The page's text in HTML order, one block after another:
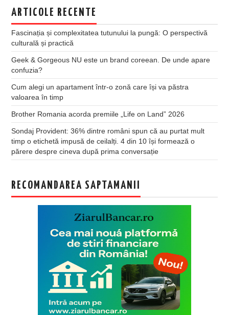
ARTICOLE RECENTE
Fascinația și complexitatea tutunului la pungă: O perspectivă
culturală și practică
Geek & Gorgeous NU este un brand coreean. De unde apare
confuzia?
Cum alegi un apartament într-o zonă care își va păstra
valoarea în timp
Brother Romania acorda premiile „Life on Land” 2026
Sondaj Provident: 36% dintre români spun că au purtat mult
timp o etichetă impusă de ceilalți. 4 din 10 își formează o
părere despre cineva după prima conversație
RECOMANDAREA SAPTAMANII